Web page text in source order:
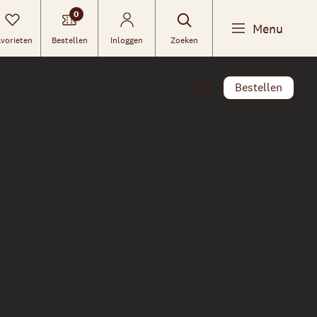
0
Bestellen Inloggen Zoeken
Menu
Bestellen